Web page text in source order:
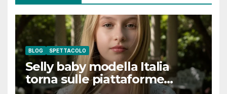
BLOG SPETTACOLO
Selly baby modella Italia
torna sulle piattaforme